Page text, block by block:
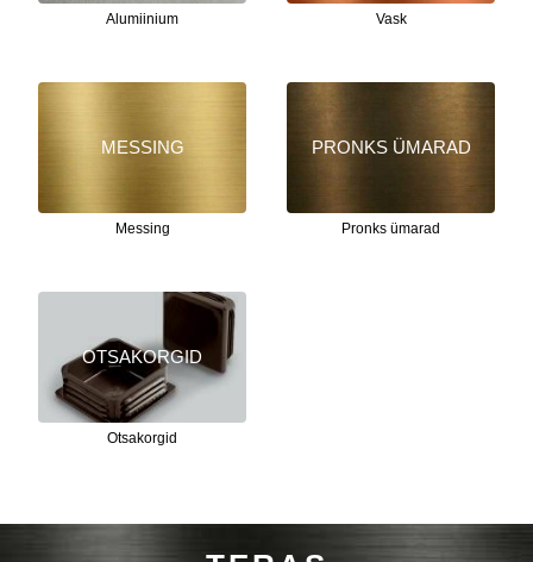
Alumiinium Vask
MESSING
Messing
PRONKS ÜMARAD
Pronks ümarad
OTSAKORGID
Otsakorgid